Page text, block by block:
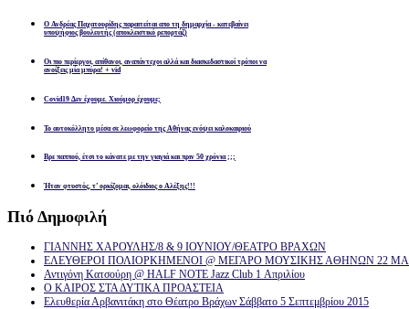
Ο Ανδρέας Παχατουρίδης παραιτείται απο τη δημαρχία - κατεβαίνει
υποψήφιος βουλευτής (αποκλειστικό ρεπορτάζ)
Οι πιο περίεργοι, απίθανοι, αναπάντεχοι αλλά και διασκεδαστικοί τρόποι να
ανοίξεις μία μπύρα! + vid
Covid19 Δεν έχουμε. Χιούμορ έχουμε;
Το αυτοκόλλητο μέσα σε λεωφορείο της Αθήνας ενόψει καλοκαιριού
Βρε παππού, έτσι το κάνατε με την γιαγιά και πριν 50 χρόνια ;;;
Ήταν φτυστός, τ’ ορκίζομαι, ολόιδιος ο Αλέξης!!!
Πιό Δημοφιλή
ΓΙΑΝΝΗΣ ΧΑΡΟΥΛΗΣ/8 & 9 ΙΟΥΝΙΟΥ/ΘΕΑΤΡΟ ΒΡΑΧΩΝ
ΕΛΕΥΘΕΡΟΙ ΠΟΛΙΟΡΚΗΜΕΝΟΙ @ ΜΕΓΑΡΟ ΜΟΥΣΙΚΗΣ ΑΘΗΝΩΝ 22
Αντιγόνη Κατσούρη @ HALF NOTE Jazz Club 1 Απριλίου
Ο ΚΑΙΡΟΣ ΣΤΑ ΔΥΤΙΚΑ ΠΡΟΑΣΤΕΙΑ
Ελευθερία Αρβανιτάκη στο Θέατρο Βράχων Σάββατο 5 Σεπτεμβρίου 2015